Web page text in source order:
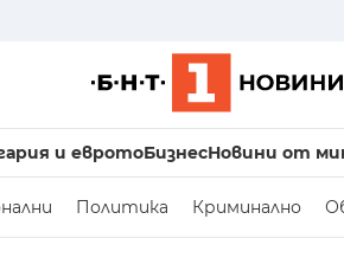
и евротоБизнесНовини от
Политика Криминално